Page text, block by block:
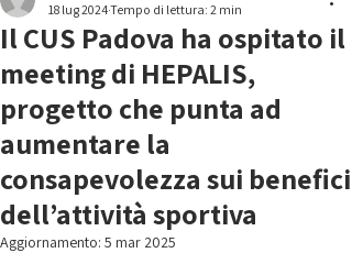
Il CUS Padova ha ospitato il
meeting di HEPALIS,
progetto che punta ad
aumentare la
consapevolezza sui benefici
dell’attività sportiva
18 lug 2024Tempo di lettura: 2 min
Aggiornamento: 5 mar 2025